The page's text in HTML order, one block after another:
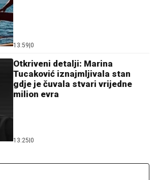
13:59 0
Otkriveni detalji: Marina
Tucaković iznajmljivala stan
gdje je čuvala stvari vrijedne
milion evra
13:25 0